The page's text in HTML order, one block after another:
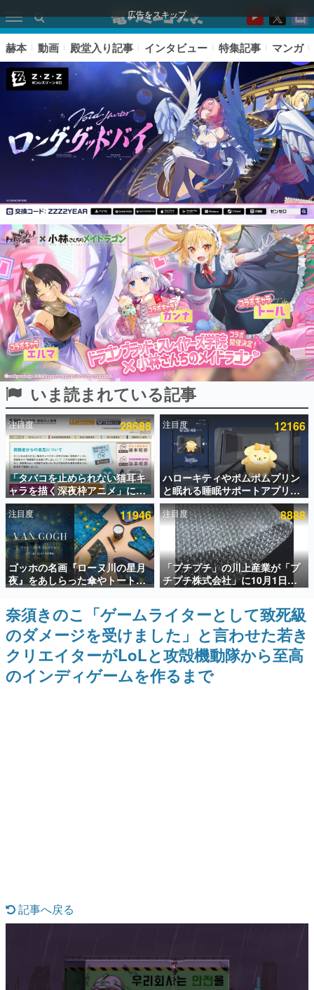
広告をスキップ
ピックアップ
電ファミのいま読まれている記事ランキング
アプリセール情報
インタビュー
連載・特集一覧
殿堂入り記事
SNS拡散数が数千以上！ ページビュー数万以上！ などな
ど。多くの人々に読まれた、電ファミ渾身の“殿堂入り”記
事をまとめました。
ゲームの企画書
名作ゲームクリエイターの方々に製作時のエピソードをお
聞きし、ヒットする企画（ゲーム）とは何か？を探ってい
きます。
赫本
この物語を解いてはいけない。『赫本』は、〈試験問題〉
の形をした短編ホラー小説集です。
新世代に訊く
これからのデジタルゲーム市場を担う若きクリエイター達
の姿を追い、彼らのルーツと情熱を探っていきます。
ゲーム世代の作家たち
ゲームに多大な影響を受けた作家さんに取材し、ゲームが
日本のコンテンツ産業やカルチャーに与えた影響を探る企
画です。
日本モバイルゲーム産業史
日本のモバイルゲーム史における主要なトピック・タイト
カテゴリ
マンガ
赫本 動画 殿堂入り記事 インタビュー 特集記事 マンガ
いま読まれている記事
注目度 28688
「タバコを止められない猫耳キ
ャラを描く深夜枠アニメ」に視
聴者の一部から批判意見。違法
薬物の使用と思しき描写も含め
て、BPOが議論を交わす
注目度 12166
ハローキティやポムポムプリン
と眠れる睡眠サポートアプリ
『ゆめたび』が配信中。キャラ
ごとのASMRや目覚ましアラー
ムも搭載
注目度 11946
ゴッホの名画『ローヌ川の星月
夜』をあしらった傘やトートバ
ッグなどが登場。8月7日21時よ
り2日間限定で予約販売
注目度 8888
「プチプチ」の川上産業が「プ
チプチ株式会社」に10月1日よ
り社名変更へ。創業58年で初め
ての変更で、“プチッ”と鳴るお
なじみの緩衝材が会社の名前に
奈須きのこ「ゲームライターとして致死級
のダメージを受けました」と言わせた若き
クリエイターがLoLと攻殻機動隊から至高
のインディゲームを作るまで
記事へ戻る